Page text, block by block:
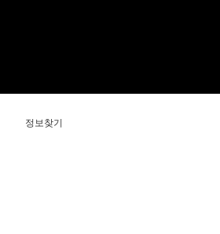
정보찾기